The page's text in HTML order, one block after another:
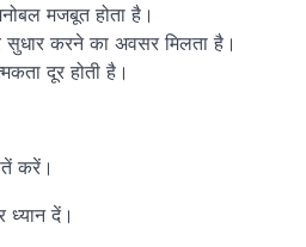
मजबूत होता है।
करने का अवसर मिलता है।
दूर होती है।
करें।
ध्यान दें।